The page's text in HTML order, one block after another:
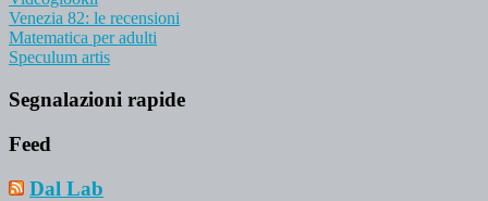
Venezia 82: le recensioni
Matematica per adulti
Speculum artis
Segnalazioni rapide
Feed
Dal Lab